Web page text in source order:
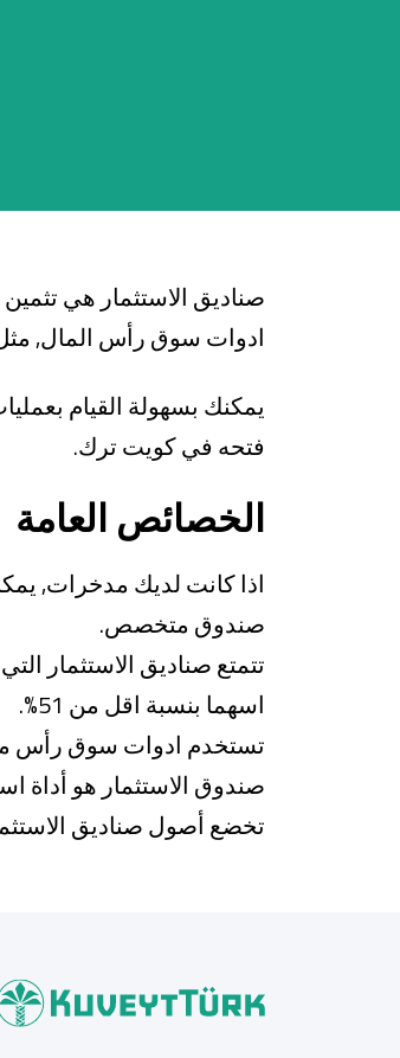
تمويل الإسكان
صناديق الاستثمار هي
ادوات سوق رأس المال,
يمكنك بسهولة القيام
فتحه في كويت ترك.
الخصائص العامة
اذا كانت لديك مدخرات,
صندوق متخصص.
اسهما بنسبة اقل من 51%.
تستخدم ادوات سوق رأس
صندوق الاستثمار هو أداة
تخضع أصول صناديق